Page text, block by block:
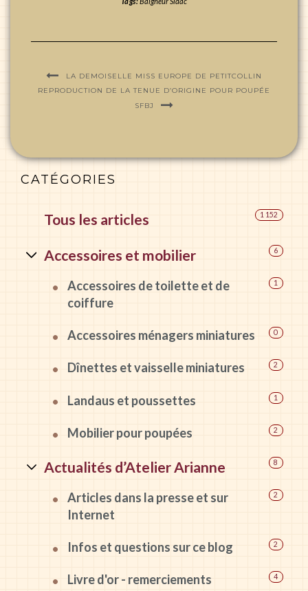
LA DEMOISELLE MISS EUROPE DE PETITCOLLIN
REPRODUCTION DE LA TENUE D’ORIGINE POUR POUPÉE
SFBJ
CATÉGORIES
Tous les articles 1 152
Accessoires et mobilier 6
Accessoires de toilette et de
coiffure
1
Accessoires ménagers miniatures 0
Dînettes et vaisselle miniatures 2
Landaus et poussettes 1
Mobilier pour poupées 2
Actualités d’Atelier Arianne 8
Articles dans la presse et sur
Internet
2
Infos et questions sur ce blog 2
Livre d'or - remerciements 4